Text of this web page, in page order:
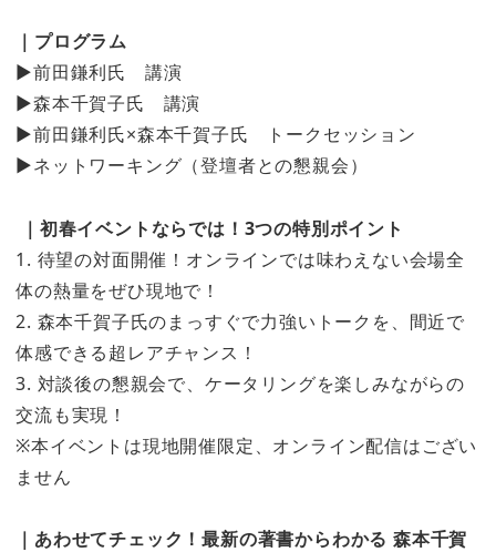
｜プログラム
▶︎前田鎌利氏 講演
▶︎森本千賀子氏 講演
▶︎前田鎌利氏×森本千賀子氏 トークセッション
▶︎ネットワーキング（登壇者との懇親会）
｜初春イベントならでは！3つの特別ポイント
1. 待望の対面開催！オンラインでは味わえない会場全
体の熱量をぜひ現地で！
2. 森本千賀子氏のまっすぐで力強いトークを、間近で
体感できる超レアチャンス！
3. 対談後の懇親会で、ケータリングを楽しみながらの
交流も実現！
※本イベントは現地開催限定、オンライン配信はござい
ません
｜あわせてチェック！最新の著書からわかる 森本千賀